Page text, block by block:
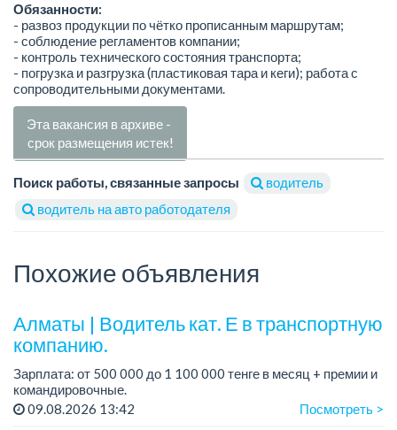
Обязанности:
- развоз продукции по чётко прописанным маршрутам;
- соблюдение регламентов компании;
- контроль технического состояния транспорта;
- погрузка и разгрузка (пластиковая тара и кеги); работа с
сопроводительными документами.
Эта вакансия в архиве -
срок размещения истек!
Поиск работы, связанные запросы
водитель
водитель на авто работодателя
Похожие объявления
Алматы | Водитель кат. Е в транспортную
компанию.
Зарплата: от 500 000 до 1 100 000 тенге в месяц + премии и
командировочные.
Условия: постоянная занятость, бонусы и премии за
качественную работу, комфортные условия, современный
09.08.2026 13:42 Посмотреть >